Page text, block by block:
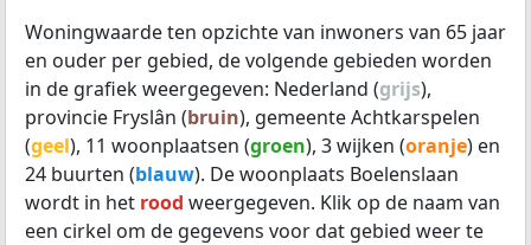
Woningwaarde ten opzichte van inwoners van 65 jaar
en ouder per gebied, de volgende gebieden worden
in de grafiek weergegeven: Nederland (grijs),
provincie Fryslân (bruin), gemeente Achtkarspelen
(geel), 11 woonplaatsen (groen), 3 wijken (oranje) en
24 buurten (blauw). De woonplaats Boelenslaan
wordt in het rood weergegeven. Klik op de naam van
een cirkel om de gegevens voor dat gebied weer te